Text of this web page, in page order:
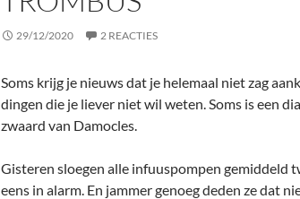
29/12/2020 2 REACTIES
Soms krijg je nieuws dat je helemaal niet zag
dingen die je liever niet wil weten. Soms is een
zwaard van Damocles.
Gisteren sloegen alle infuuspompen gemiddeld
eens in alarm. En jammer genoeg deden ze dat